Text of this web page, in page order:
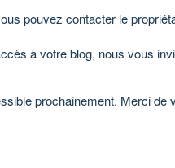
pouvez contacter le
à votre blog, nous vous
prochainement. Merci de